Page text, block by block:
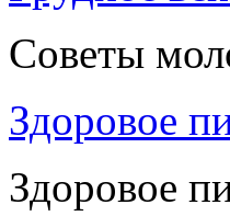
Советы
Здоровое
Здоровое